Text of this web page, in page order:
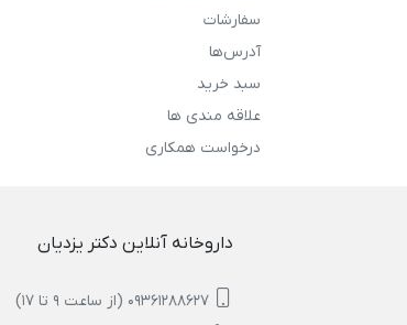
سفارشات
آدرس‌ها
سبد خرید
علاقه مندی ها
درخواست همکاری
داروخانه آنلاین دکتر یزدیان
09361288627 (از ساعت 9 تا 17)